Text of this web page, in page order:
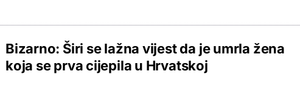
Bizarno: Širi se lažna vijest da je umrla žena
koja se prva cijepila u Hrvatskoj